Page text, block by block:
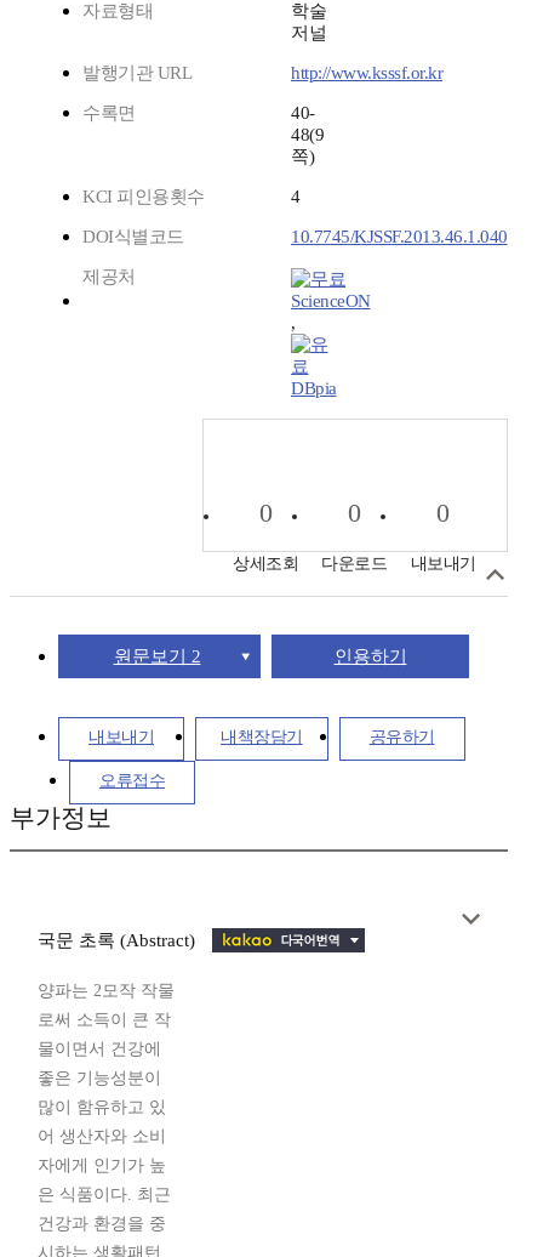
자료형태
학술
저널
발행기관 URL http://www.ksssf.or.kr
수록면
40-
48(9
쪽)
KCI 피인용횟수 4
DOI식별코드 10.7745/KJSSF.2013.46.1.040
제공처
ScienceON
,
DBpia
0
상세조회
0
다운로드
0
내보내기
원문보기 2 인용하기
내보내기 내책장담기 공유하기
오류접수
부가정보
국문 초록 (Abstract)
양파는 2모작 작물
로써 소득이 큰 작
물이면서 건강에
좋은 기능성분이
많이 함유하고 있
어 생산자와 소비
자에게 인기가 높
은 식품이다. 최근
건강과 환경을 중
시하는 생활패턴